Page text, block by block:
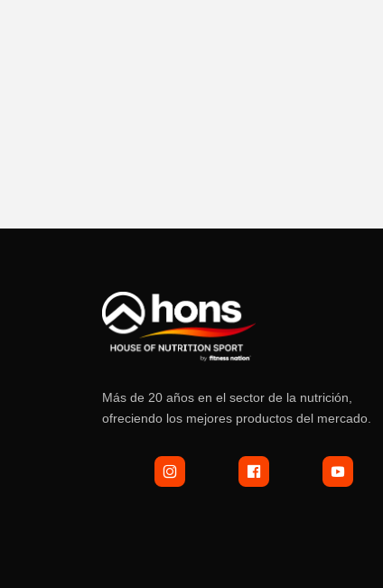
Más de 20 años en el sector de la nutrición,
ofreciendo los mejores productos del mercado.